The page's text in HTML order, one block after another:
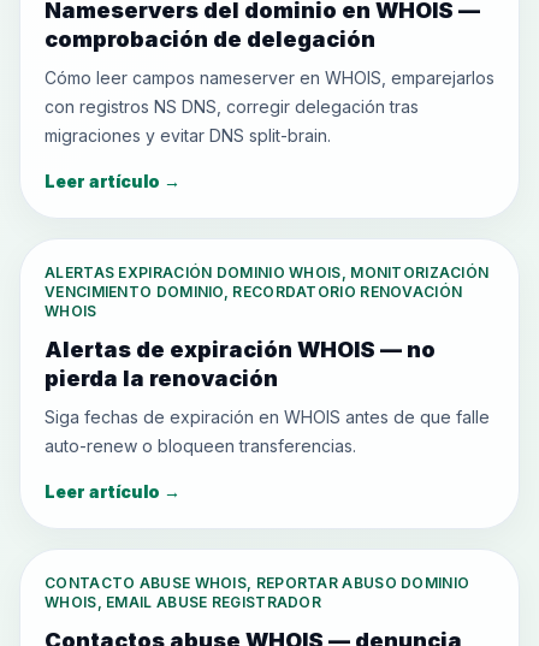
Nameservers del dominio en WHOIS —
comprobación de delegación
Cómo leer campos nameserver en WHOIS, emparejarlos
con registros NS DNS, corregir delegación tras
migraciones y evitar DNS split-brain.
Leer artículo →
ALERTAS EXPIRACIÓN DOMINIO WHOIS, MONITORIZACIÓN
VENCIMIENTO DOMINIO, RECORDATORIO RENOVACIÓN
WHOIS
Alertas de expiración WHOIS — no
pierda la renovación
Siga fechas de expiración en WHOIS antes de que falle
auto-renew o bloqueen transferencias.
Leer artículo →
CONTACTO ABUSE WHOIS, REPORTAR ABUSO DOMINIO
WHOIS, EMAIL ABUSE REGISTRADOR
Contactos abuse WHOIS — denuncia